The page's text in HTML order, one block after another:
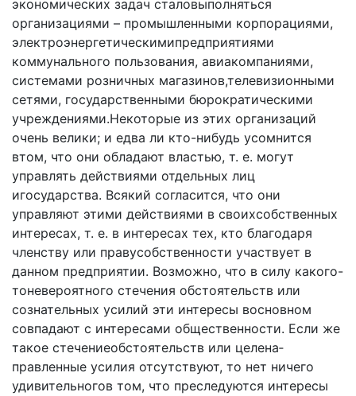
экономических задач сталовыпол­няться
организациями – промышленными корпорациями,
электроэнергетическимипредприятиями
коммунального пользования, авиакомпаниями,
системами розничных ма­газинов,телевизионными
сетями, государственными бюро­кратическими
учреждениями.Некоторые из этих органи­заций
очень велики; и едва ли кто-нибудь усомнится
втом, что они обладают властью, т. е. могут
управлять действиями отдельных лиц
игосударства. Всякий согла­сится, что они
управляют этими действиями в своихсобст­венных
интересах, т. е. в интересах тех, кто благодаря
членству или правусобственности участвует в
данном предприятии. Возможно, что в силу какого-
тоневероятного стечения обстоятельств или
сознательных усилий эти интересы восновном
совпадают с интересами обществен­ности. Если же
такое стечениеобстоятельств или целена­
правленные усилия отсутствуют, то нет ничего
удивитель­ногов том, что преследуются интересы